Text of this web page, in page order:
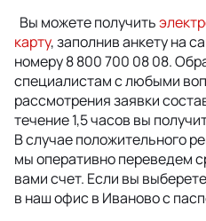
Вы можете получить
карту, заполнив анкету на
номеру 8 800 700 08 08.
специалистам с любыми
рассмотрения заявки
течение 1,5 часов вы
В случае положительного
мы оперативно переведем
вами счет. Если вы
в наш офис в Иваново с